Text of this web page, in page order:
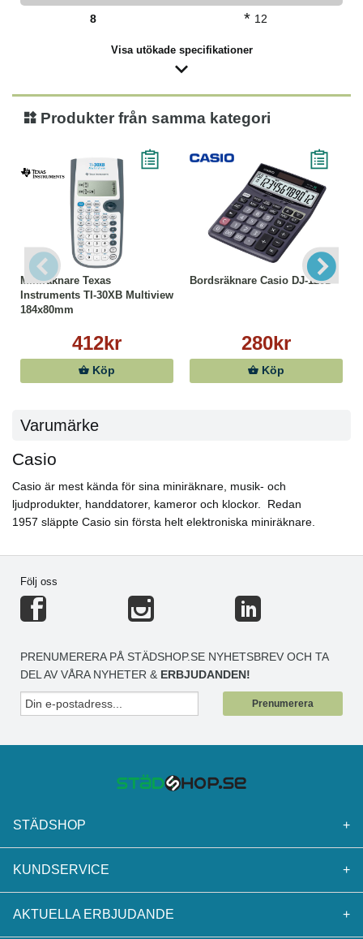
8 * 12
Visa utökade specifikationer
Produkter från samma kategori
Miniräknare Texas
Instruments TI-30XB Multiview
184x80mm
412kr
Köp
Bordsräknare Casio DJ-120D
280kr
Köp
Varumärke
Casio
Casio är mest kända för sina miniräknare, musik- och
ljudprodukter, handdatorer, kameror och klockor. Redan
1957 släppte Casio sin första helt elektroniska miniräknare.
Följ oss
PRENUMERERA PÅ STÄDSHOP.SE NYHETSBREV OCH TA
DEL AV VÅRA NYHETER & ERBJUDANDEN!
Prenumerera
STÄDSHOP +
KUNDSERVICE +
AKTUELLA ERBJUDANDE +